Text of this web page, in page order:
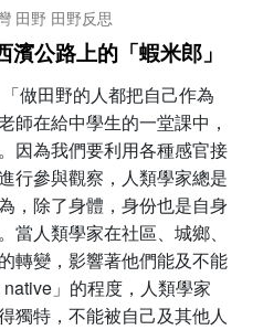
田野 田野反思
公路上的「蝦米郎」
做田野的人都把自己作為
師在給中學生的一堂課中，
因為我們要利用各種感官接
行參與觀察，人類學家總是
，除了身體，身份也是自身
人類學家在社區、城鄉、
轉變，影響著他們能及不能
」的程度，人類學家
獨特，不能被自己及其他人